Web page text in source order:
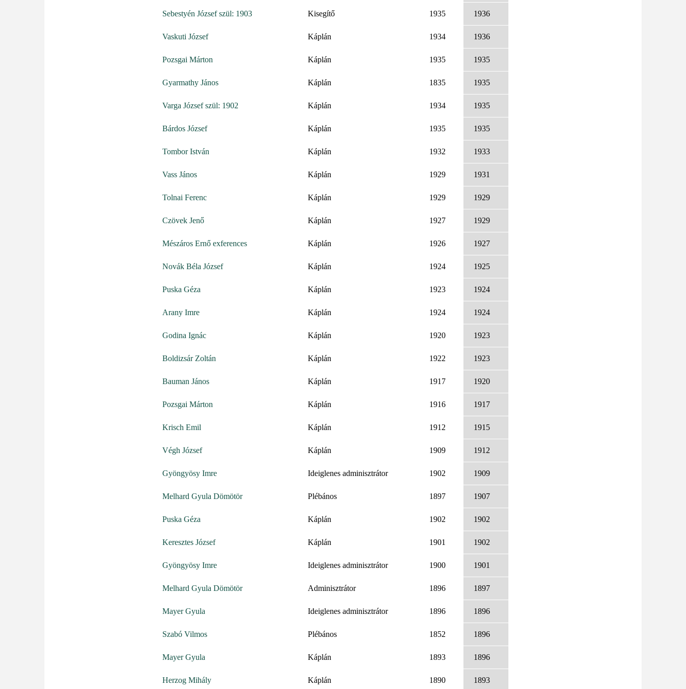
Sebestyén József szül: 1903 Kisegítő 1935 1936
Vaskuti József Káplán 1934 1936
Pozsgai Márton Káplán 1935 1935
Gyarmathy János Káplán 1835 1935
Varga József szül: 1902 Káplán 1934 1935
Bárdos József Káplán 1935 1935
Tombor István Káplán 1932 1933
Vass János Káplán 1929 1931
Tolnai Ferenc Káplán 1929 1929
Czövek Jenő Káplán 1927 1929
Mészáros Ernő exferences Káplán 1926 1927
Novák Béla József Káplán 1924 1925
Puska Géza Káplán 1923 1924
Arany Imre Káplán 1924 1924
Godina Ignác Káplán 1920 1923
Boldizsár Zoltán Káplán 1922 1923
Bauman János Káplán 1917 1920
Pozsgai Márton Káplán 1916 1917
Krisch Emil Káplán 1912 1915
Végh József Káplán 1909 1912
Gyöngyösy Imre Ideiglenes adminisztrátor 1902 1909
Melhard Gyula Dömötör Plébános 1897 1907
Puska Géza Káplán 1902 1902
Keresztes József Káplán 1901 1902
Gyöngyösy Imre Ideiglenes adminisztrátor 1900 1901
Melhard Gyula Dömötör Adminisztrátor 1896 1897
Mayer Gyula Ideiglenes adminisztrátor 1896 1896
Szabó Vilmos Plébános 1852 1896
Mayer Gyula Káplán 1893 1896
Herzog Mihály Káplán 1890 1893